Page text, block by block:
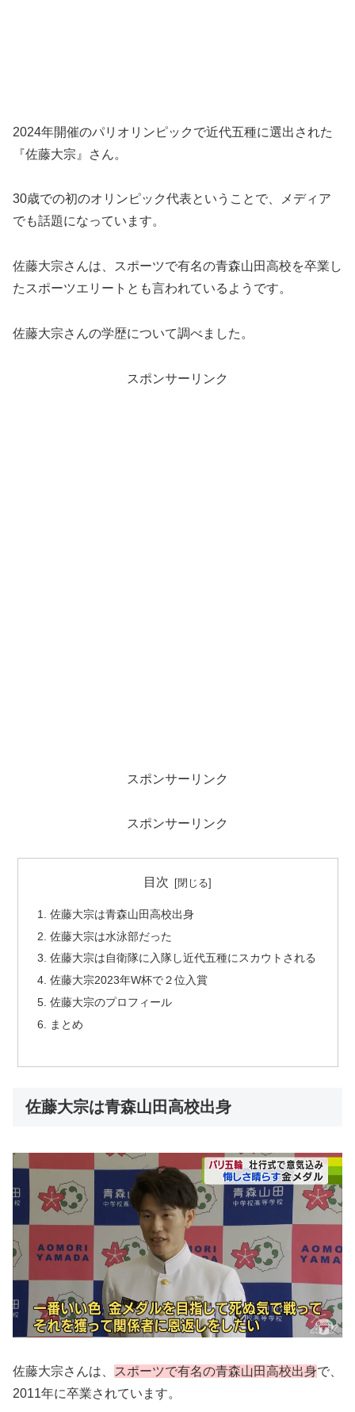
2024年開催のパリオリンピックで近代五種に選出された
『佐藤大宗』さん。
30歳での初のオリンピック代表ということで、メディア
でも話題になっています。
佐藤大宗さんは、スポーツで有名の青森山田高校を卒業し
たスポーツエリートとも言われているようです。
佐藤大宗さんの学歴について調べました。
スポンサーリンク
スポンサーリンク
スポンサーリンク
目次
佐藤大宗は青森山田高校出身
佐藤大宗は水泳部だった
佐藤大宗は自衛隊に入隊し近代五種にスカウトされる
佐藤大宗2023年W杯で２位入賞
佐藤大宗のプロフィール
まとめ
佐藤大宗は青森山田高校出身
佐藤大宗さんは、 スポーツで有名の青森山田高校出身で、
2011年に卒業されています。